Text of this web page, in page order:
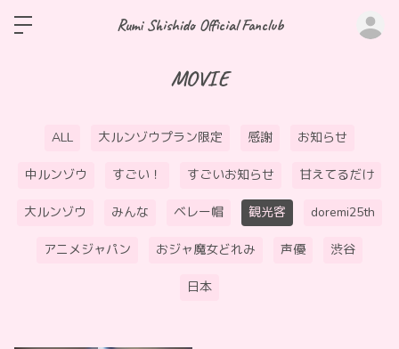
Rumi Shishido Official Fanclub
MOVIE
ALL 大ルンゾウプラン限定 感謝 お知らせ
中ルンゾウ すごい！ すごいお知らせ 甘えてるだけ
大ルンゾウ みんな ベレー帽 観光客 doremi25th
アニメジャパン おジャ魔女どれみ 声優 渋谷
日本